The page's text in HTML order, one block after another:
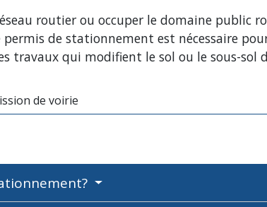
routier ou occuper le domaine public
de stationnement est nécessaire
travaux qui modifient le sol ou le sous-sol
de voirie